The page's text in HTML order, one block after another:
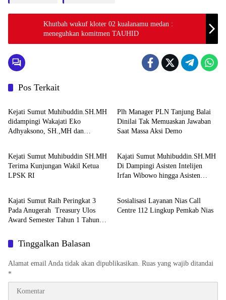
Khutbah wukuf kloter 02 kualanamu medan :
meneguhkan komitmen TAUHID
Pos Terkait
Berita
Kejati Sumut Muhibuddin.SH.MH
didampingi Wakajati Eko
Adhyaksono, SH.,MH dan
Kejari Medan
Plh Manager PLN Tanjung Balai
Dinilai Tak Memuaskan Jawaban
Saat Massa Aksi Demo
Berita
Kejati Sumut Muhibuddin SH.MH
Terima Kunjungan Wakil Ketua
LPSK RI
Berita
Kajati Sumut Muhibuddin.SH.MH
Di Dampingi Asisten Intelijen
Irfan Wibowo hingga Asisten
Berita
Kajati Sumut Raih Peringkat 3
Pada Anugerah Treasury Ulos
Award Semester Tahun 1 Tahun
Berita
Sosialisasi Layanan Nias Call
Centre 112 Lingkup Pemkab Nias
Tinggalkan Balasan
Alamat email Anda tidak akan dipublikasikan. Ruas yang wajib ditandai
*